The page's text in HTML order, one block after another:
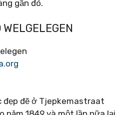
gần đó.
đẹp đẽ ở Tjepkemastraat